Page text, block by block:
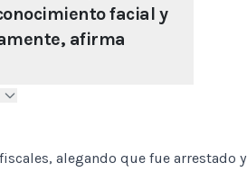
facial y
afirma
alegando que fue arrestado y